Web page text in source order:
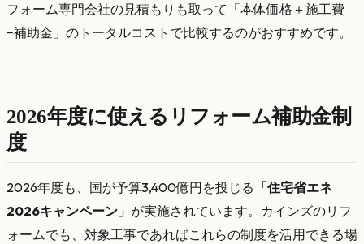
フォーム専門会社の見積もりも取って「本体価格＋施工費
−補助金」のトータルコストで比較するのがおすすめです。
2026年度に使えるリフォーム補助金制
度
2026年度も、国が予算3,400億円を投じる 「住宅省エネ
2026キャンペーン」 が実施されています。カインズのリフ
ォームでも、対象工事であればこれらの制度を活用できる場